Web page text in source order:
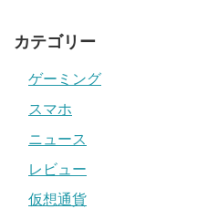
カテゴリー
ゲーミング
スマホ
ニュース
レビュー
仮想通貨